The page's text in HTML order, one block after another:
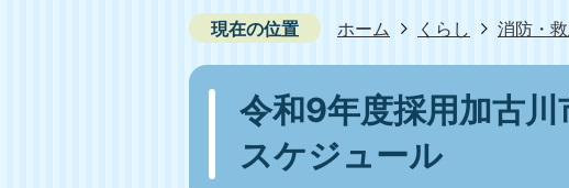
現在の位置 ホーム くらし 消防・
令和9年度採用加古
スケジュール